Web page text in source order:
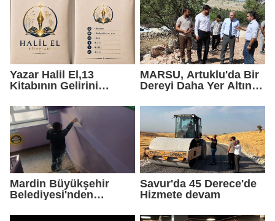
Yazar Halil El,13
Kitabının Gelirini
MARSU, Artuklu'da Bir
Dereyi Daha Yer Altına
Mardin Büyükşehir
Belediyesi'nden
Savur'da 45 Derece'de
Hizmete devam